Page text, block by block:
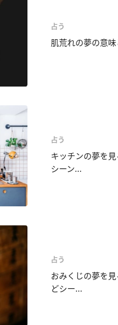
占う
肌荒れの夢の意
占う
キッチンの夢を
シーン...
占う
おみくじの夢を
どシー...